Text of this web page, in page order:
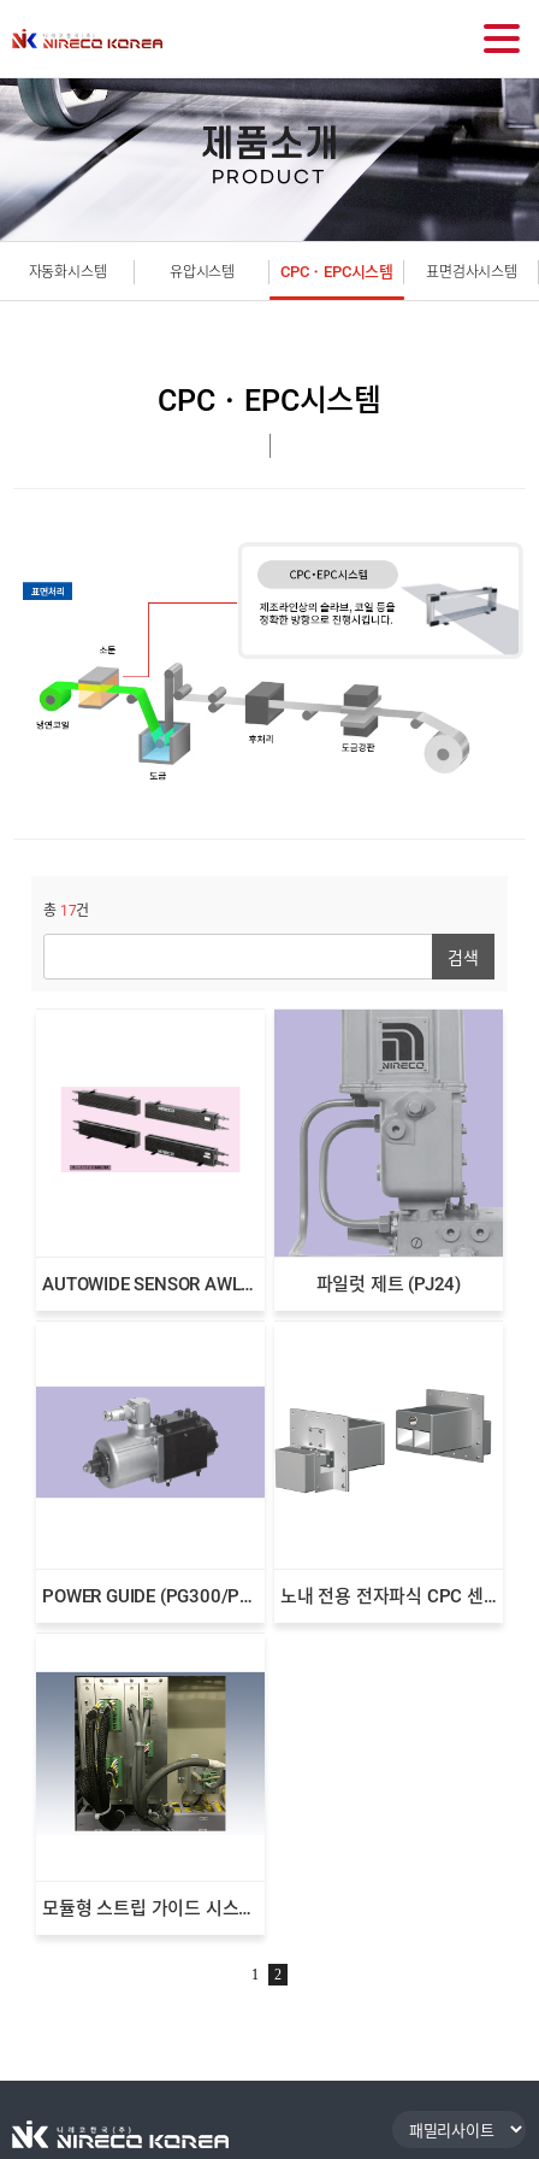
제품소개
PRODUCT
자동화시스템 유압시스템 CPC・EPC시스템 표면검사시스템
CPC・EPC시스템
총 17건
검색
AUTOWIDE SENSOR AWL SERIES 파일럿 제트 (PJ24)
POWER GUIDE (PG300/PG500/PG800) 노내 전용 전자파식 CPC 센서 EMW
모듈형 스트립 가이드 시스템 컨트롤러 MGC1000
1 2